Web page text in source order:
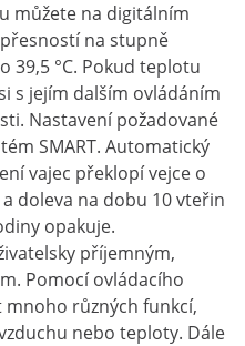
můžete na digitálním
na stupně
39,5 °C. Pokud teplotu
s jejím dalším ovládáním
Nastavení požadované
SMART. Automatický
vajec překlopí vejce o
doleva na dobu 10 vteřin
opakuje.
příjemným,
Pomocí ovládacího
různých funkcí,
nebo teploty. Dále